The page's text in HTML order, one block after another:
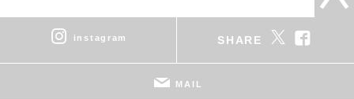
instagram SHARE
MAIL